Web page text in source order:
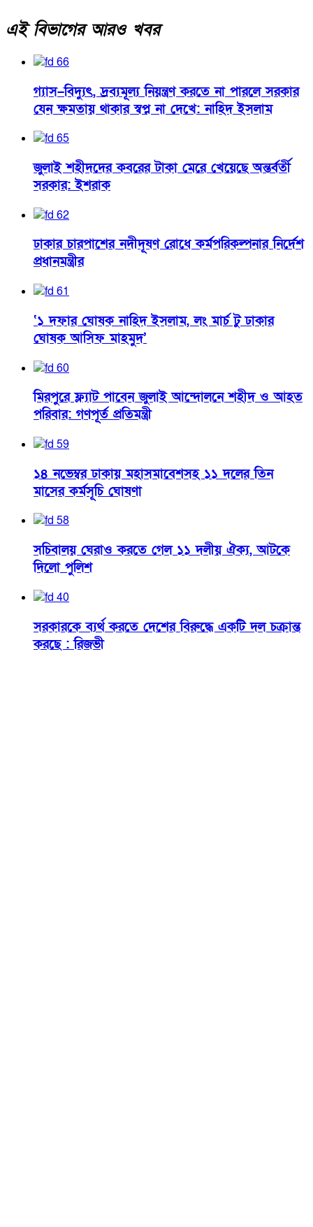
এই বিভাগের আরও খবর
গ্যাস–বিদ্যুৎ, দ্রব্যমূল্য নিয়ন্ত্রণ করতে না পারলে সরকার
যেন ক্ষমতায় থাকার স্বপ্ন না দেখে: নাহিদ ইসলাম
জুলাই শহীদদের কবরের টাকা মেরে খেয়েছে অন্তর্বর্তী
সরকার: ইশরাক
ঢাকার চারপাশের নদীদূষণ রোধে কর্মপরিকল্পনার নির্দেশ
প্রধানমন্ত্রীর
‘১ দফার ঘোষক নাহিদ ইসলাম, লং মার্চ টু ঢাকার
ঘোষক আসিফ মাহমুদ’
মিরপুরে ফ্ল্যাট পাবেন জুলাই আন্দোলনে শহীদ ও আহত
পরিবার: গণপূর্ত প্রতিমন্ত্রী
১৪ নভেম্বর ঢাকায় মহাসমাবেশসহ ১১ দলের তিন
মাসের কর্মসূচি ঘোষণা
সচিবালয় ঘেরাও করতে গেল ১১ দলীয় ঐক্য, আটকে
দিলো পুলিশ
সরকারকে ব্যর্থ করতে দেশের বিরুদ্ধে একটি দল চক্রান্ত
করছে : রিজভী